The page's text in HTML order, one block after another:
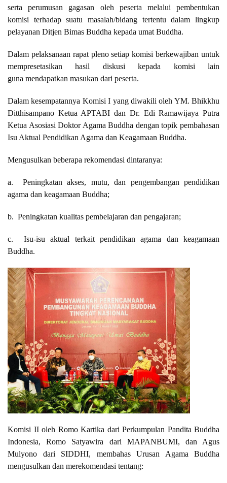
serta perumusan gagasan oleh peserta melalui pembentukan
komisi terhadap suatu masalah/bidang tertentu dalam lingkup
pelayanan Ditjen Bimas Buddha kepada umat Buddha.
Dalam pelaksanaan rapat pleno setiap komisi berkewajiban untuk
mempresetasikan hasil diskusi kepada komisi lain
guna mendapatkan masukan dari peserta.
Dalam kesempatannya Komisi I yang diwakili oleh YM. Bhikkhu
Ditthisampano Ketua APTABI dan Dr. Edi Ramawijaya Putra
Ketua Asosiasi Doktor Agama Buddha dengan topik pembahasan
Isu Aktual Pendidikan Agama dan Keagamaan Buddha.
Mengusulkan beberapa rekomendasi dintaranya:
a. Peningkatan akses, mutu, dan pengembangan pendidikan
agama dan keagamaan Buddha;
b. Peningkatan kualitas pembelajaran dan pengajaran;
c. Isu-isu aktual terkait pendidikan agama dan keagamaan
Buddha.
Komisi II oleh Romo Kartika dari Perkumpulan Pandita Buddha
Indonesia, Romo Satyawira dari MAPANBUMI, dan Agus
Mulyono dari SIDDHI, membahas Urusan Agama Buddha
mengusulkan dan merekomendasi tentang: